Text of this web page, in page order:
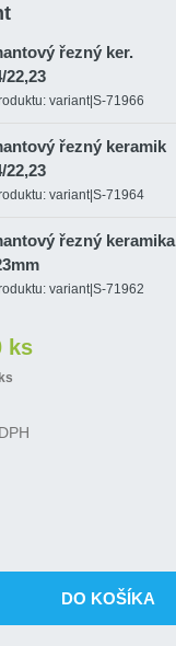
řezný ker.
22,23
variant|S-71966
řezný keramik
22,23
variant|S-71964
řezný keramika
variant|S-71962
řezný keramika
variant|S-71968
ks
ks
DO KOŠÍKA